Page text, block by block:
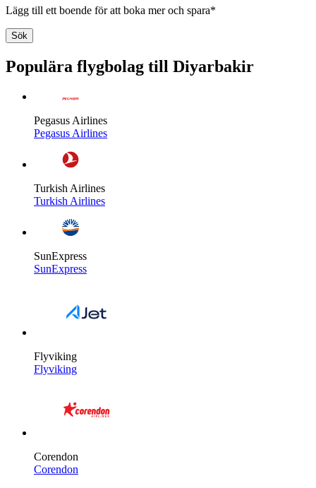
Lägg till ett boende för att boka mer och spara*
Sök
Populära flygbolag till Diyarbakir
Pegasus Airlines
Pegasus Airlines
Turkish Airlines
Turkish Airlines
SunExpress
SunExpress
Flyviking
Flyviking
Corendon
Corendon